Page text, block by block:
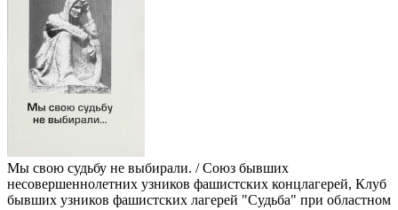
Мы свою судьбу не выбирали. / Союз бывших
несовершеннолетних узников фашистских концлагерей, Клуб
бывших узников фашистских лагерей "Судьба" при областном